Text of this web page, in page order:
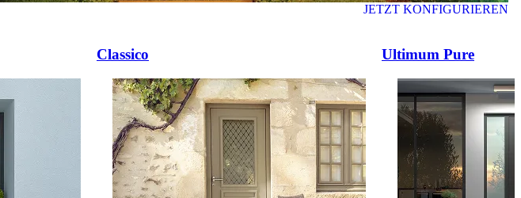
JETZT KONFIGURIEREN
Classico Ultimum Pure